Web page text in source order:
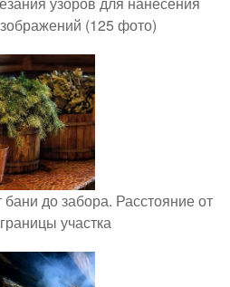
(125 фото)
до забора. Расстояние от
участка